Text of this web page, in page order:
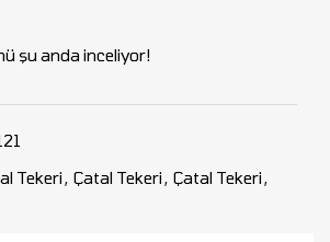
şu anda inceliyor!
Tekeri, Çatal Tekeri, Çatal Tekeri,